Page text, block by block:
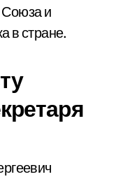
Союза и
в стране.